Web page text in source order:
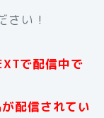
さい！
で配信中で
配信されてい